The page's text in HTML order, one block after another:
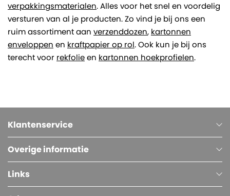
verpakkingsmaterialen. Alles voor het snel en voordelig
versturen van al je producten. Zo vind je bij ons een
ruim assortiment aan verzenddozen, kartonnen
enveloppen en kraftpapier op rol. Ook kun je bij ons
terecht voor rekfolieen kartonnen hoekprofielen.
Klantenservice
Overige informatie
Links